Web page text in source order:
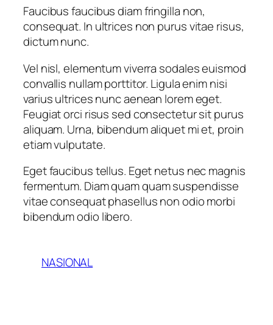
Faucibus faucibus diam fringilla non,
consequat. In ultrices non purus vitae risus,
dictum nunc.
Vel nisl, elementum viverra sodales euismod
convallis nullam porttitor. Ligula enim nisi
varius ultrices nunc aenean lorem eget.
Feugiat orci risus sed consectetur sit purus
aliquam. Urna, bibendum aliquet mi et, proin
etiam vulputate.
Eget faucibus tellus. Eget netus nec magnis
fermentum. Diam quam quam suspendisse
vitae consequat phasellus non odio morbi
bibendum odio libero.
NASIONAL